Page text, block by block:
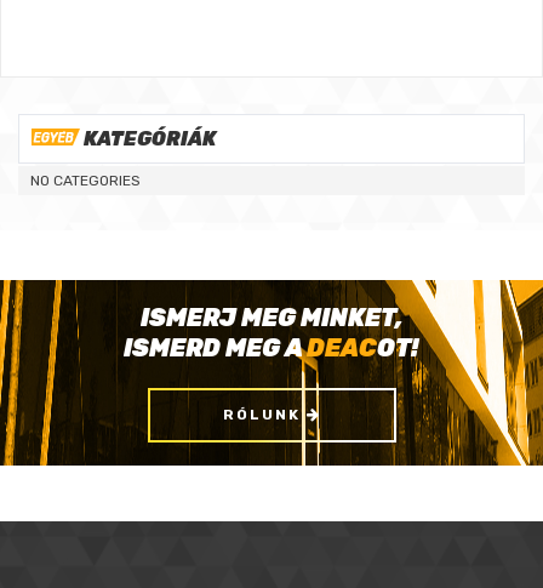
KATEGÓRIÁK
NO CATEGORIES
ISMERJ MEG MINKET,
ISMERD MEG ADEACOT!
RÓLUNK